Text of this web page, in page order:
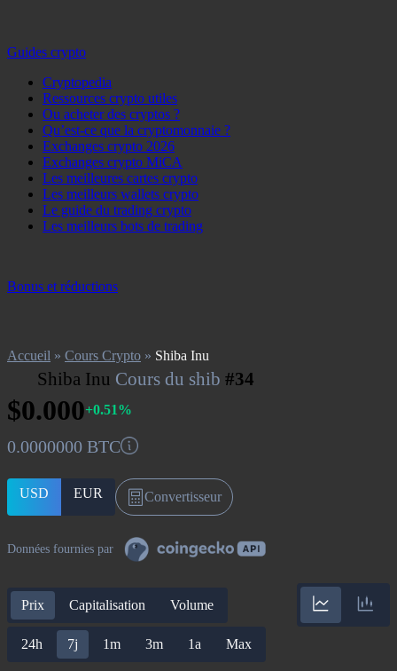
Guides crypto
Cryptopedia
Ressources crypto utiles
Ou acheter des cryptos ?
Qu’est-ce que la cryptomonnaie ?
Exchanges crypto 2026
Exchanges crypto MiCA
Les meilleures cartes crypto
Les meilleurs wallets crypto
Le guide du trading crypto
Les meilleurs bots de trading
Bonus et réductions
Accueil » Cours Crypto » Shiba Inu
Shiba Inu Cours du shib #34
$0.000+0.51%
0.0000000 BTC
USD EUR Convertisseur
Données fournies par
Prix Capitalisation Volume
24h 7j 1m 3m 1a Max